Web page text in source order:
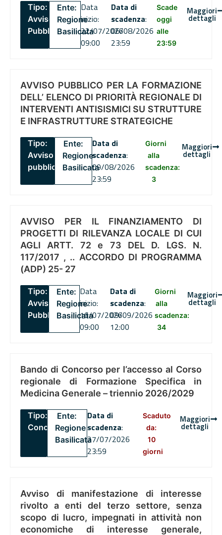
Tipo:
Avviso
Pubblico
Ente:
Regione
Basilicata
Data
inizio:
22/07/2026
09:00
Data di
scadenza:
06/08/2026
23:59
Scade
oggi
alle
23:59
Maggiori
dettagli
AVVISO PUBBLICO PER LA FORMAZIONE
DELL’ ELENCO DI PRIORITÀ REGIONALE DI
INTERVENTI ANTISISMICI SU STRUTTURE
E INFRASTRUTTURE STRATEGICHE
Tipo:
Avviso
pubblico
Ente:
Regione
Basilicata
Data di
scadenza:
09/08/2026
23:59
Giorni
alla
scadenza:
3
Maggiori
dettagli
AVVISO PER IL FINANZIAMENTO DI
PROGETTI DI RILEVANZA LOCALE DI CUI
AGLI ARTT. 72 e 73 DEL D. LGS. N.
117/2017 , .. ACCORDO DI PROGRAMMA
(ADP) 25- 27
Tipo:
Avviso
Pubblico
Ente:
Regione
Basilicata
Data
inizio:
16/07/2026
09:00
Data di
scadenza:
09/09/2026
12:00
Giorni
alla
scadenza:
34
Maggiori
dettagli
Bando di Concorso per l’accesso al Corso
regionale di Formazione Specifica in
Medicina Generale – triennio 2026/2029
Tipo:
Concorsi
Ente:
Regione
Basilicata
Data di
scadenza:
27/07/2026
23:59
Scaduto
da:
10
giorni
Maggiori
dettagli
Avviso di manifestazione di interesse
rivolto a enti del terzo settore, senza
scopo di lucro, impegnati in attività non
economiche di interesse generale,